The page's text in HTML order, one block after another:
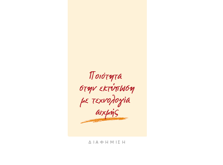
ΔΙΑΦΉΜΙΣΗ